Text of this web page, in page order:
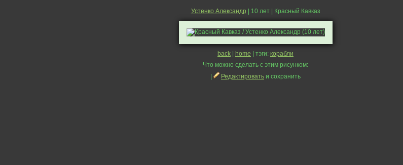
Устенко Александр | 10 лет | Красный Кавказ
back home | тэги: корабли
Что можно сделать с этим рисунком:
Редактировать и сохранить